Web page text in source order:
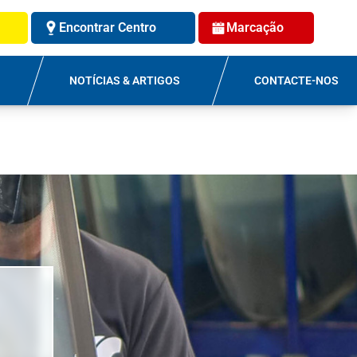
Encontrar Centro Marcação
NOTÍCIAS & ARTIGOS CONTACTE-NOS